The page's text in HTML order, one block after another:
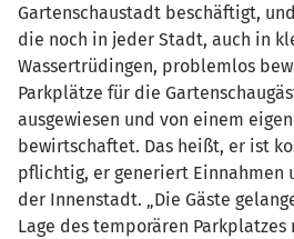
Gartenschaustadt beschäftigt,
die noch in jeder Stadt, auch in
Wassertrüdingen, problemlos
Parkplätze für die
ausgewiesen und von einem
bewirtschaftet. Das heißt, er ist
pflichtig, er generiert Einnahmen
der Innenstadt. „Die Gäste
Lage des temporären